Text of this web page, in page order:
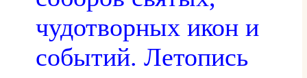
чудотворных икон и
событий. Летопись